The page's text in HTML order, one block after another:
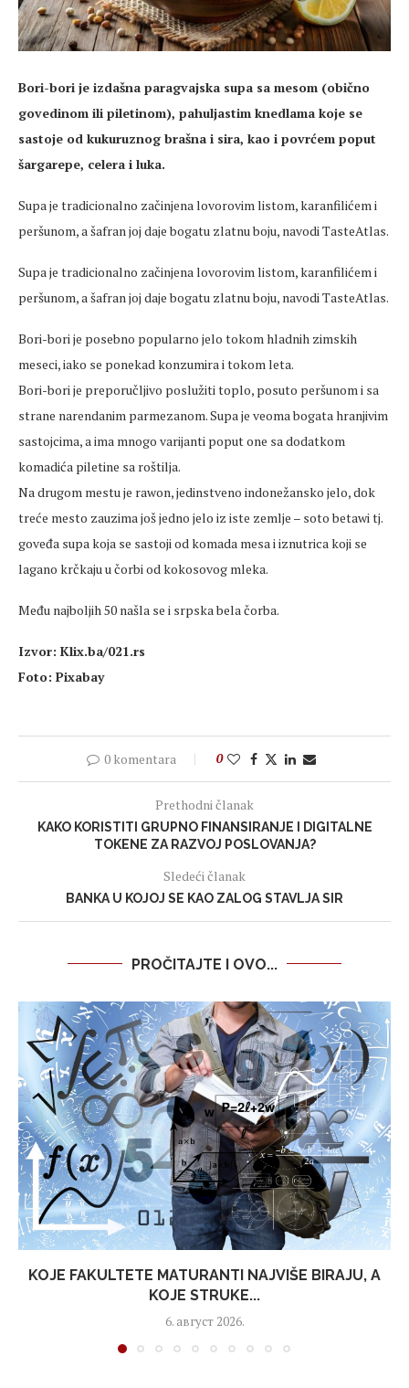
Bori-bori je izdašna paragvajska supa sa mesom (obično
govedinom ili piletinom), pahuljastim knedlama koje se
sastoje od kukuruznog brašna i sira, kao i povrćem poput
šargarepe, celera i luka.
Supa je tradicionalno začinjena lovorovim listom, karanfilićem i
peršunom, a šafran joj daje bogatu zlatnu boju, navodi TasteAtlas.
Supa je tradicionalno začinjena lovorovim listom, karanfilićem i
peršunom, a šafran joj daje bogatu zlatnu boju, navodi TasteAtlas.
Bori-bori je posebno popularno jelo tokom hladnih zimskih
meseci, iako se ponekad konzumira i tokom leta.
Bori-bori je preporučljivo poslužiti toplo, posuto peršunom i sa
strane narendanim parmezanom. Supa je veoma bogata hranjivim
sastojcima, a ima mnogo varijanti poput one sa dodatkom
komadića piletine sa roštilja.
Na drugom mestu je rawon, jedinstveno indonežansko jelo, dok
treće mesto zauzima još jedno jelo iz iste zemlje – soto betawi tj.
goveđa supa koja se sastoji od komada mesa i iznutrica koji se
lagano krčkaju u čorbi od kokosovog mleka.
Među najboljih 50 našla se i srpska bela čorba.
Izvor: Klix.ba/021.rs
Foto: Pixabay
0 komentara 0
Prethodni članak
KAKO KORISTITI GRUPNO FINANSIRANJE I DIGITALNE
TOKENE ZA RAZVOJ POSLOVANJA?
Sledeći članak
BANKA U KOJOJ SE KAO ZALOG STAVLJA SIR
PROČITAJTE I OVO...
KOJE FAKULTETE MATURANTI NAJVIŠE BIRAJU, A
KOJE STRUKE...
6. август 2026.